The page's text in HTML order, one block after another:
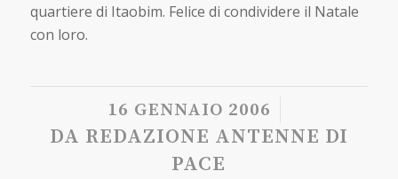
quartiere di Itaobim. Felice di condividere il Natale
con loro.
16 GENNAIO 2006
/
DA REDAZIONE ANTENNE DI
PACE